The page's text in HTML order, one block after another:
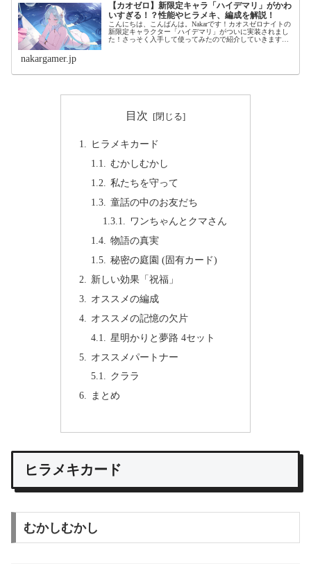
【カオゼロ】新限定キャラ「ハイデマリ」がかわ
いすぎる！？性能やヒラメキ、編成を解説！
こんにちは、こんばんは。Nakarです！カオスゼロナイトの
新限定キャラクター「ハイデマリ」がついに実装されまし
た！さっそく入手して使ってみたので紹介していきます！
nakargamer.jp
目次
ヒラメキカード
むかしむかし
私たちを守って
童話の中のお友だち
ワンちゃんとクマさん
物語の真実
秘密の庭園 (固有カード)
新しい効果「祝福」
オススメの編成
オススメの記憶の欠片
星明かりと夢路 4セット
オススメパートナー
クララ
まとめ
ヒラメキカード
むかしむかし